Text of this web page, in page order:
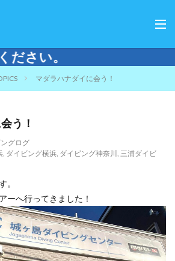
マダラハナダイに会う！
う！
グログ
, ダイビング横浜, ダイビング神奈川 , 三浦ダイビ
。
ーへ行ってきました！